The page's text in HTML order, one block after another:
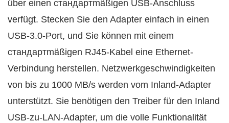
über einen стандартmäßigen USB-Anschluss
verfügt. Stecken Sie den Adapter einfach in einen
USB-3.0-Port, und Sie können mit einem
стандартmäßigen RJ45-Kabel eine Ethernet-
Verbindung herstellen. Netzwerkgeschwindigkeiten
von bis zu 1000 MB/s werden vom Inland-Adapter
unterstützt. Sie benötigen den Treiber für den Inland
USB-zu-LAN-Adapter, um die volle Funktionalität